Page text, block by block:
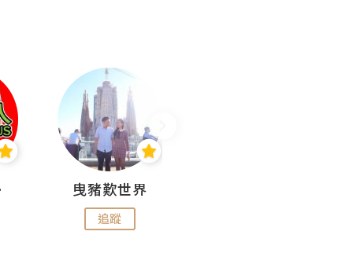
曳豬歎世界
追蹤